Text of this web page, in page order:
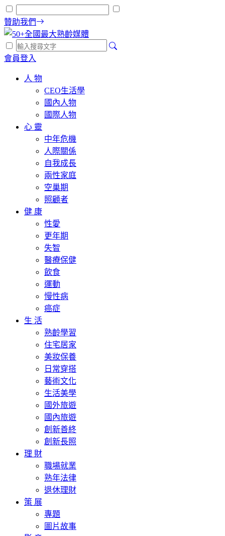
贊助我們
會員登入
人 物
CEO生活學
國內人物
國際人物
心 靈
中年危機
人際關係
自我成長
兩性家庭
空巢期
照顧者
健 康
性愛
更年期
失智
醫療保健
飲食
運動
慢性病
癌症
生 活
熟齡學習
住宅居家
美妝保養
日常穿搭
藝術文化
生活美學
國外旅遊
國內旅遊
創新善終
創新長照
理 財
職場就業
熟年法律
退休理財
策 展
專題
圖片故事